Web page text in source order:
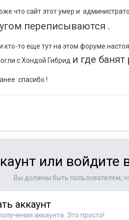
что сайт этот умер и
переписываются .
кто-то еще тут на этом форуме
с Хондой Гибрид и где
спасибо !
или
Вы должны быть пользователем,
аккаунт
аккаунта. Это просто!